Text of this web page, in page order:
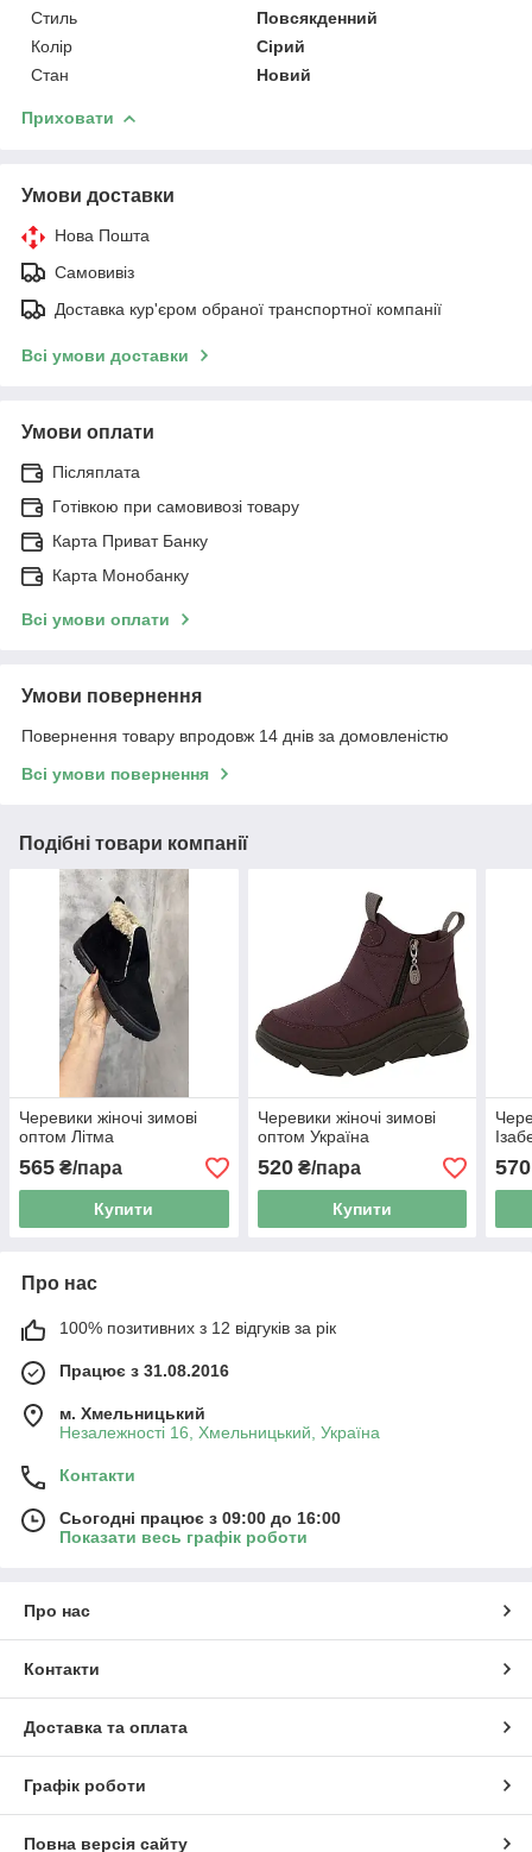
Стиль
Повсякденний
Колір
Сірий
Стан
Новий
Приховати
Умови доставки
Нова Пошта
Самовивіз
Доставка кур'єром обраної транспортної компанії
Всі умови доставки
Умови оплати
Післяплата
Готівкою при самовивозі товару
Карта Приват Банку
Карта Монобанку
Всі умови оплати
Умови повернення
Повернення товару впродовж 14 днів за домовленістю
Всі умови повернення
Подібні товари компанії
Черевики жіночі зимові
оптом Літма
565 ₴/пара
Купити
Черевики жіночі зимові
оптом Україна
520₴/пара
Купити
570
Про нас
100% позитивних з 12 відгуків за рік
Працює з 31.08.2016
м. Хмельницький
Незалежності 16, Хмельницький, Україна
Контакти
Сьогодні працює з 09:00 до 16:00
Показати весь графік роботи
Про нас
Контакти
Доставка та оплата
Графік роботи
Повна версія сайту